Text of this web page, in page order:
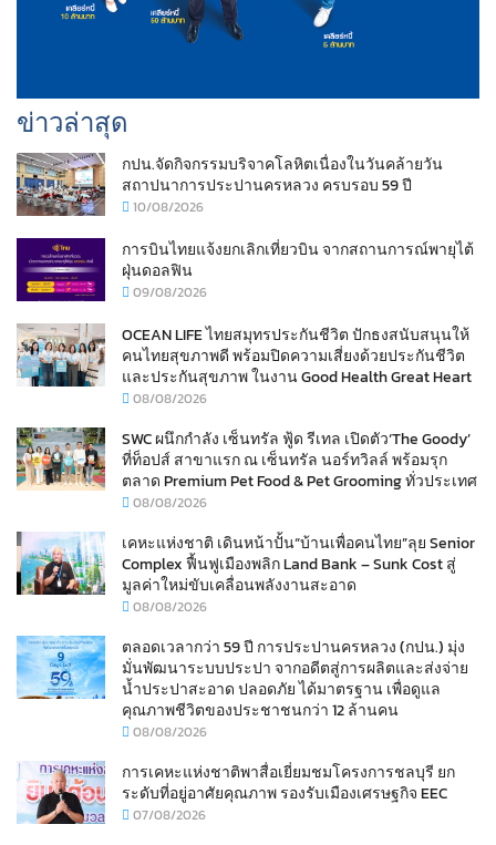
ข่าวล่าสุด
กปน.จัดกิจกรรมบริจาคโลหิตเนื่องในวันคล้ายวัน
สถาปนาการประปานครหลวง ครบรอบ 59 ปี
10/08/2026
การบินไทยแจ้งยกเลิกเที่ยวบิน จากสถานการณ์พายุไต้
ฝุ่นดอลฟิน
09/08/2026
OCEAN LIFE ไทยสมุทรประกันชีวิต ปักธงสนับสนุนให้
คนไทยสุขภาพดี พร้อมปิดความเสี่ยงด้วยประกันชีวิต
และประกันสุขภาพ ในงาน Good Health Great Heart
08/08/2026
SWC ผนึกกำลัง เซ็นทรัล ฟู้ด รีเทล เปิดตัว‘The Goody’
ที่ท็อปส์ สาขาแรก ณ เซ็นทรัล นอร์ทวิลล์ พร้อมรุก
ตลาด Premium Pet Food & Pet Grooming ทั่วประเทศ
08/08/2026
เคหะแห่งชาติ เดินหน้าปั้น“บ้านเพื่อคนไทย”ลุย Senior
Complex ฟื้นฟูเมืองพลิก Land Bank – Sunk Cost สู่
มูลค่าใหม่ขับเคลื่อนพลังงานสะอาด
08/08/2026
ตลอดเวลากว่า 59 ปี การประปานครหลวง (กปน.) มุ่ง
มั่นพัฒนาระบบประปา จากอดีตสู่การผลิตและส่งจ่าย
น้ำประปาสะอาด ปลอดภัย ได้มาตรฐาน เพื่อดูแล
คุณภาพชีวิตของประชาชนกว่า 12 ล้านคน
08/08/2026
การเคหะแห่งชาติพาสื่อเยี่ยมชมโครงการชลบุรี ยก
ระดับที่อยู่อาศัยคุณภาพ รองรับเมืองเศรษฐกิจ EEC
07/08/2026